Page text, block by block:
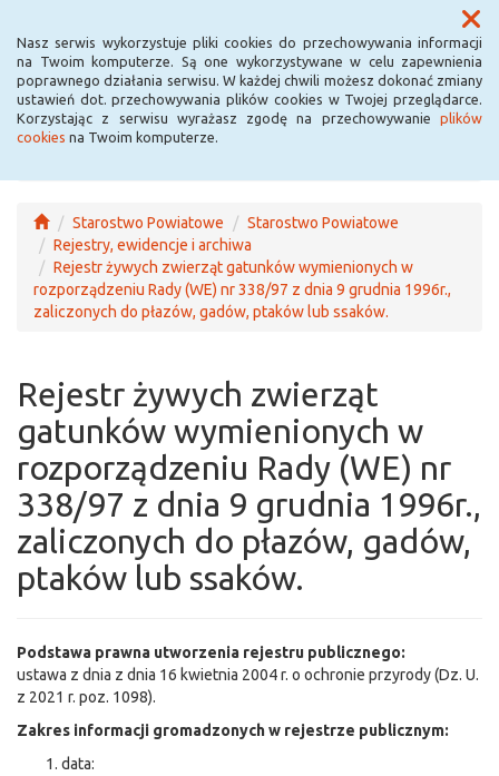
Nasz serwis wykorzystuje pliki cookies do przechowywania informacji
na Twoim komputerze. Są one wykorzystywane w celu zapewnienia
poprawnego działania serwisu. W każdej chwili możesz dokonać zmiany
ustawień dot. przechowywania plików cookies w Twojej przeglądarce.
Korzystając z serwisu wyrażasz zgodę na przechowywanie plików
cookies na Twoim komputerze.
Menu
Starostwo Powiatowe
Starostwo Powiatowe
Rejestry, ewidencje i archiwa
Rejestr żywych zwierząt gatunków wymienionych w
rozporządzeniu Rady (WE) nr 338/97 z dnia 9 grudnia 1996r.,
zaliczonych do płazów, gadów, ptaków lub ssaków.
Rejestr żywych zwierząt
gatunków wymienionych w
rozporządzeniu Rady (WE) nr
338/97 z dnia 9 grudnia 1996r.,
zaliczonych do płazów, gadów,
ptaków lub ssaków.
Podstawa prawna utworzenia rejestru publicznego:
ustawa z dnia z dnia 16 kwietnia 2004 r. o ochronie przyrody (Dz. U.
z 2021 r. poz. 1098).
Zakres informacji gromadzonych w rejestrze publicznym:
data: